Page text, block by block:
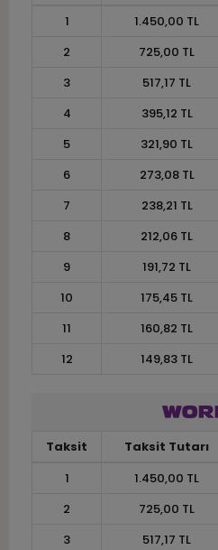
1
1.450,00 TL
2
725,00 TL
3
517,17 TL
4
395,12 TL
5
321,90 TL
6
273,08 TL
7
238,21 TL
8
212,06 TL
9
191,72 TL
10
175,45 TL
11
160,82 TL
12
149,83 TL
Taksit Taksit Tutarı
1
1.450,00 TL
2
725,00 TL
3
517,17 TL